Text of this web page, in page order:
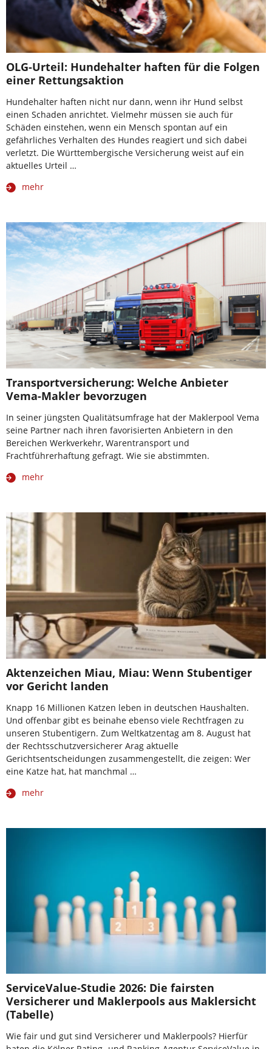
OLG-Urteil: Hundehalter haften für die Folgen
einer Rettungsaktion
Hundehalter haften nicht nur dann, wenn ihr Hund selbst
einen Schaden anrichtet. Vielmehr müssen sie auch für
Schäden einstehen, wenn ein Mensch spontan auf ein
gefährliches Verhalten des Hundes reagiert und sich dabei
verletzt. Die Württembergische Versicherung weist auf ein
aktuelles Urteil …
mehr
Transportversicherung: Welche Anbieter
Vema-Makler bevorzugen
In seiner jüngsten Qualitätsumfrage hat der Maklerpool Vema
seine Partner nach ihren favorisierten Anbietern in den
Bereichen Werkverkehr, Warentransport und
Frachtführerhaftung gefragt. Wie sie abstimmten.
mehr
Aktenzeichen Miau, Miau: Wenn Stubentiger
vor Gericht landen
Knapp 16 Millionen Katzen leben in deutschen Haushalten.
Und offenbar gibt es beinahe ebenso viele Rechtfragen zu
unseren Stubentigern. Zum Weltkatzentag am 8. August hat
der Rechtsschutzversicherer Arag aktuelle
Gerichtsentscheidungen zusammengestellt, die zeigen: Wer
eine Katze hat, hat manchmal …
mehr
ServiceValue-Studie 2026: Die fairsten
Versicherer und Maklerpools aus Maklersicht
(Tabelle)
Wie fair und gut sind Versicherer und Maklerpools? Hierfür